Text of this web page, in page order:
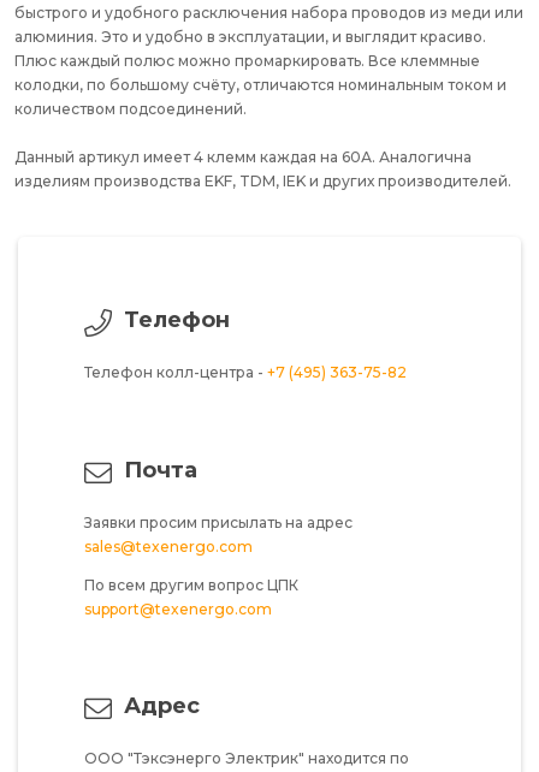
быстрого и удобного расключения набора проводов из меди или
алюминия. Это и удобно в эксплуатации, и выглядит красиво.
Плюс каждый полюс можно промаркировать. Все клеммные
колодки, по большому счёту, отличаются номинальным током и
количеством подсоединений.
Данный артикул имеет 4 клемм каждая на 60А. Аналогична
изделиям производства EKF, TDM, IEK и других производителей.
Телефон
Телефон колл-центра - +7 (495) 363-75-82
Почта
Заявки просим присылать на адрес
sales@texenergo.com
По всем другим вопрос ЦПК
support@texenergo.com
Адрес
ООО "Тэксэнерго Электрик" находится по